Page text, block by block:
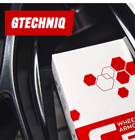
1/4"
ist die
oder als
50cm
für
1/4"
sorgt für
Mit einer
dem
eignet
und
Hydro